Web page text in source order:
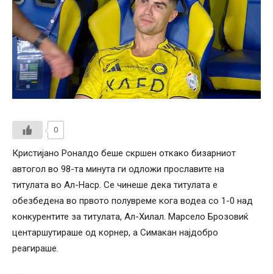
0
Кристијано Роналдо беше скршен откако бизарниот
автогол во 98-та минута ги одложи прославите на
титулата во Ал-Наср. Се чинеше дека титулата е
обезбедена во првото полувреме кога водеа со 1-0 над
конкурентите за титулата, Ал-Хилал. Марсело Брозовиќ
центаршутираше од корнер, а Симакан најдобро
реагираше.